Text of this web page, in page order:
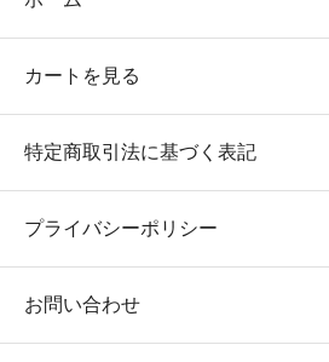
カートを見る
特定商取引法に基づく表記
プライバシーポリシー
お問い合わせ